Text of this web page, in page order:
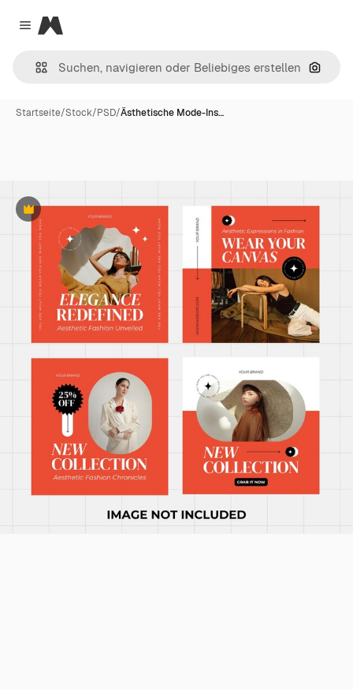
Close menu
Magnific
Nach
Startseite/Stock/PSD/Ästhetische Mode-Ins…
Premium